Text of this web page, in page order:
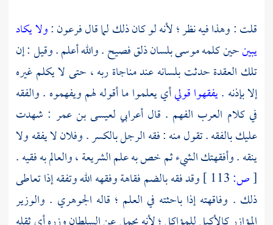
قلت : وهذا فيه نظر ؛ لأنه لو كان ذلك لما قالفرعون:ولا يكاد
يبينحين كلمهموسىبلسان ذلق فصيح . والله أعلم . وقيل : إن
تلك العقدة حدثت بلسانه عند مناجاة ربه ، حتى لا يكلم غيره
إلا بإذنه .يفقهوا قوليأي يعلموا ما أقوله لهم ويفهموه . والفقه
في كلام العرب الفهم . قال أعرابي لعيسى بن عمر : شهدت
عليك بالفقه . تقول منه : فقه الرجل بالكسر . وفلان لا يفقه ولا
ينقه . وأفقهتك الشيء ثم خص به علم الشريعة ، والعالم به فقيه .
[ص:
وقد فقه بالضم فقاهة وفقهه الله وتفقه إذا تعاطى
ذلك . وفاقهته إذا باحثته في العلم ؛ قاله الجوهري . والوزير